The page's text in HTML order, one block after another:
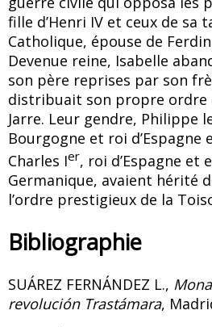
fille d’Henri IV et ceux de sa
Catholique, épouse de
Devenue reine, Isabelle
son père reprises par son
distribuait son propre ordre
Jarre. Leur gendre, Philippe
Bourgogne et roi
Charles Ier, roi d’Espagne et
Germanique, avaient hérité
l’ordre prestigieux de la
Bibliographie
SUÁREZ FERNÁNDEZ L.,
revolución Trastámara,